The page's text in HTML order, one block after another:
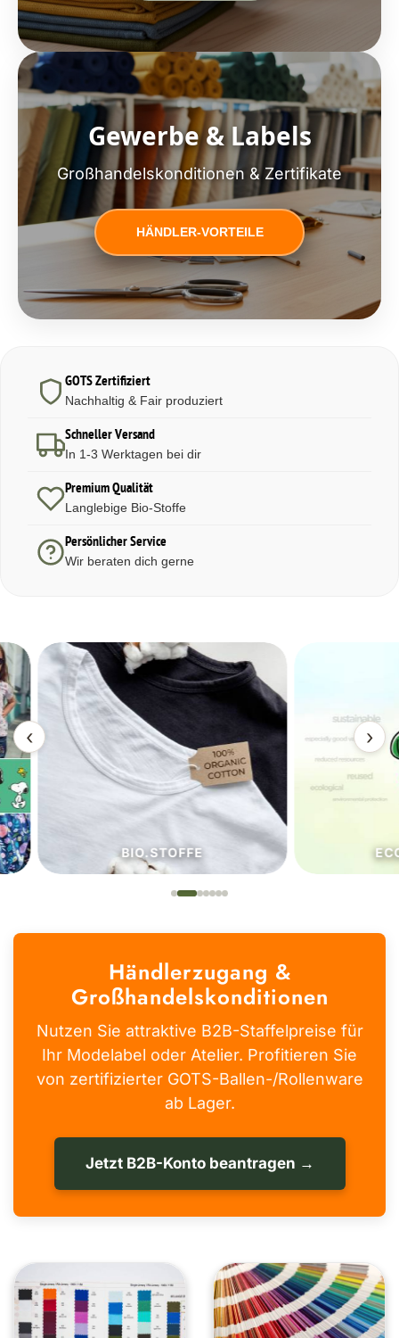
Gewerbe & Labels
Großhandelskonditionen & Zertifikate
HÄNDLER-VORTEILE
GOTS Zertifiziert
Nachhaltig & Fair produziert
Schneller Versand
In 1-3 Werktagen bei dir
Premium Qualität
Langlebige Bio-Stoffe
Persönlicher Service
Wir beraten dich gerne
‹
BIO.STOFFE
›
Händlerzugang &
Großhandelskonditionen
Nutzen Sie attraktive B2B-Staffelpreise für
Ihr Modelabel oder Atelier. Profitieren Sie
von zertifizierter GOTS-Ballen-/Rollenware
ab Lager.
Jetzt B2B-Konto beantragen →